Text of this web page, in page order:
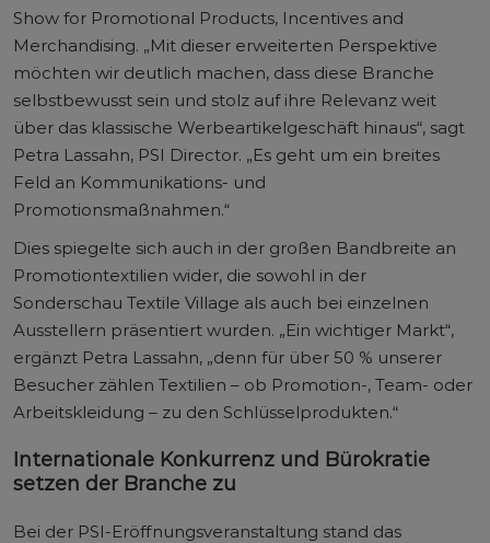
Show for Promotional Products, Incentives and
Merchandising. „Mit dieser erweiterten Perspektive
möchten wir deutlich machen, dass diese Branche
selbstbewusst sein und stolz auf ihre Relevanz weit
über das klassische Werbeartikelgeschäft hinaus“, sagt
Petra Lassahn, PSI Director. „Es geht um ein breites
Feld an Kommunikations- und
Promotionsmaßnahmen.“
Dies spiegelte sich auch in der großen Bandbreite an
Promotiontextilien wider, die sowohl in der
Sonderschau Textile Village als auch bei einzelnen
Ausstellern präsentiert wurden. „Ein wichtiger Markt“,
ergänzt Petra Lassahn, „denn für über 50 % unserer
Besucher zählen Textilien – ob Promotion-, Team- oder
Arbeitskleidung – zu den Schlüsselprodukten.“
Internationale Konkurrenz und Bürokratie
setzen der Branche zu
Bei der PSI-Eröffnungsveranstaltung stand das